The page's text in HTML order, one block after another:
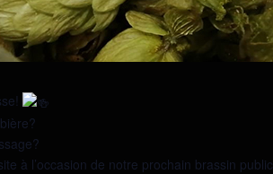
à l’occasion de notre prochain brassin public !